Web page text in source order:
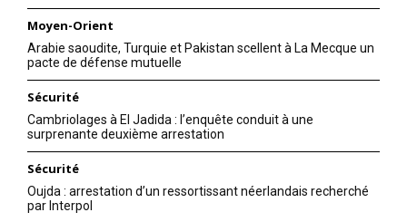
Moyen-Orient
Arabie saoudite, Turquie et Pakistan scellent à La Mecque un
pacte de défense mutuelle
Sécurité
Cambriolages à El Jadida : l’enquête conduit à une
surprenante deuxième arrestation
Sécurité
Oujda : arrestation d’un ressortissant néerlandais recherché
par Interpol